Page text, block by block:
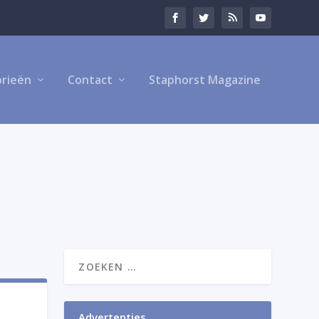
Contact Staphorst Magazine